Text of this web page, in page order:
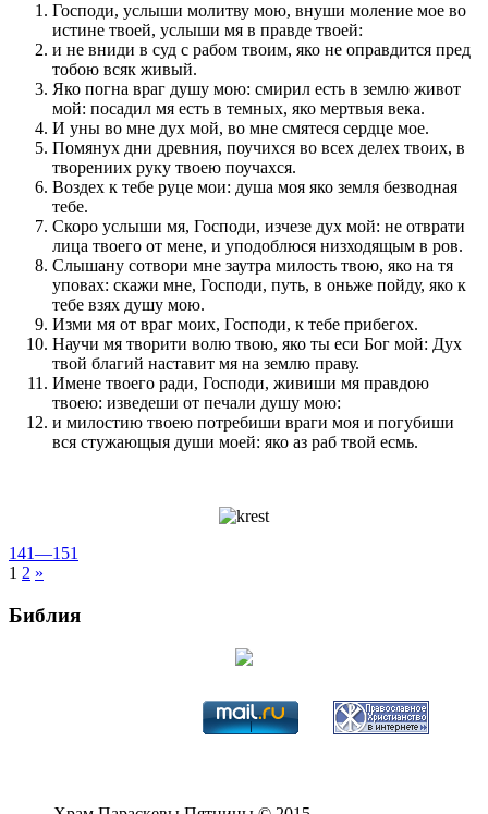
Господи, услыши молитву мою, внуши моление мое во
истине твоей, услыши мя в правде твоей:
и не вниди в суд с рабом твоим, яко не оправдится пред
тобою всяк живый.
Яко погна враг душу мою: смирил есть в землю живот
мой: посадил мя есть в темных, яко мертвыя века.
И уны во мне дух мой, во мне смятеся сердце мое.
Помянух дни древния, поучихся во всех делех твоих, в
творениих руку твоею поучахся.
Воздех к тебе руце мои: душа моя яко земля безводная
тебе.
Скоро услыши мя, Господи, изчезе дух мой: не отврати
лица твоего от мене, и уподоблюся низходящым в ров.
Слышану сотвори мне заутра милость твою, яко на тя
уповах: скажи мне, Господи, путь, в оньже пойду, яко к
тебе взях душу мою.
Изми мя от враг моих, Господи, к тебе прибегох.
Научи мя творити волю твою, яко ты еси Бог мой: Дух
твой благий наставит мя на землю праву.
Имене твоего ради, Господи, живиши мя правдою
твоею: изведеши от печали душу мою:
и милостию твоею потребиши враги моя и погубиши
вся стужающыя души моей: яко аз раб твой есмь.
141—151
1 2 »
Библия